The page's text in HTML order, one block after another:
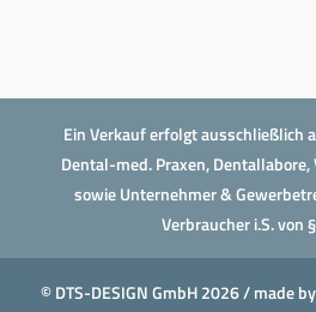
Ein Verkauf erfolgt ausschließlich
Dental-med. Praxen,
sowie Unternehmer &
Verbraucher i.S. von
© DTS-DESIGN GmbH 2026 / made by